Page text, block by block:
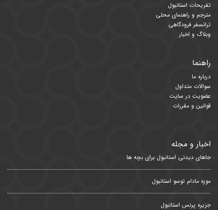
تفریحات استانبول
مترجم و راهنمای محلی
ترانسفر فرودگاهی
وبلاگ و اخبار
راهنما
درباره ما
سوالات متداول
عضویت در سایت
قوانین و مقررات
اخبار و مجله
جاهای دیدنی استانبول برای بچه ها
موزه مادام توسو استانبول
جزیره پرنس استانبول